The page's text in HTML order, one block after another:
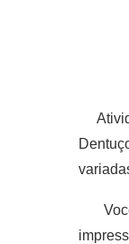
Você